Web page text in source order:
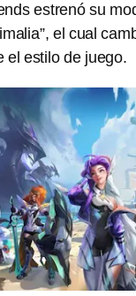
estrenó su
el cual
el estilo de juego.